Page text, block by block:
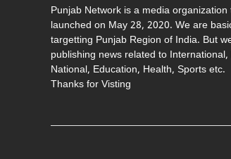
Punjab Network is a media organization
launched on May 28, 2020. We are
targetting Punjab Region of India. But
publishing news related to International,
National, Education, Health, Sports etc.
Thanks for Visting